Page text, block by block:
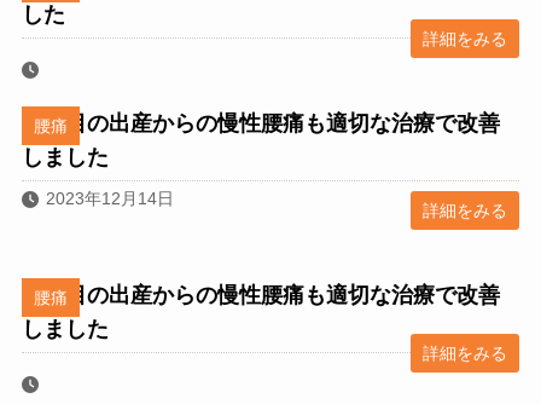
した
詳細をみる
腰痛
２人目の出産からの慢性腰痛も適切な治療で改善
しました
2023年12月14日
詳細をみる
腰痛
２人目の出産からの慢性腰痛も適切な治療で改善
しました
詳細をみる